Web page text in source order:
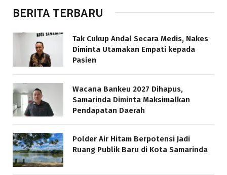
BERITA TERBARU
Tak Cukup Andal Secara Medis, Nakes
Diminta Utamakan Empati kepada
Pasien
Wacana Bankeu 2027 Dihapus,
Samarinda Diminta Maksimalkan
Pendapatan Daerah
Polder Air Hitam Berpotensi Jadi
Ruang Publik Baru di Kota Samarinda